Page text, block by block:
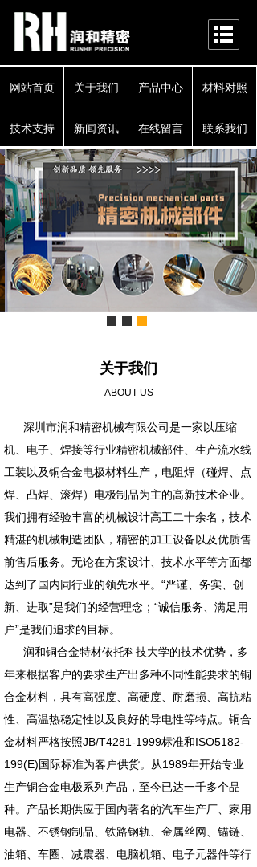
网站首页 关于我们 产品中心 材料对照
技术支持 新闻资讯 在线留言 联系我们
关于我们
ABOUT US
深圳市润和精密机械有限公司是一家以压缩
机、电子、焊接等行业精密机械部件、生产流水线
工装以及铜合金电极材料生产，电阻焊（碰焊、点
焊、凸焊、滚焊）电极制品为主的高新技术企业。
我们拥有经验丰富的机械设计高工二十余名，技术
精湛的机械制造团队，精密的加工设备以及优质售
前售后服务。无论在方案设计、技术水平等方面都
达到了国内同行业的领先水平。“严谨、务实、创
新、进取”是我们的经营理念；“诚信服务、满足用
户”是我们追求的目标。
润和铜合金特材依托科技大学的技术优势，多
年来根据客户的要求生产出多种不同性能要求的铜
合金材料，具有高强度、高硬度、耐磨损、高抗粘
性、高温热稳定性以及良好的导电性等特点。铜合
金材料严格按照JB/T4281-1999标准和ISO5182-
199(E)国际标准为客户供货。从1989年开始专业
生产铜合金电极系列产品，至今已达一千多个品
种。产品长期供应于国内著名的汽车生产厂、家用
电器、不锈钢制品、铁路钢轨、金属丝网、锚链、
油箱、车圈、减震器、电脑机箱、电子元器件等行